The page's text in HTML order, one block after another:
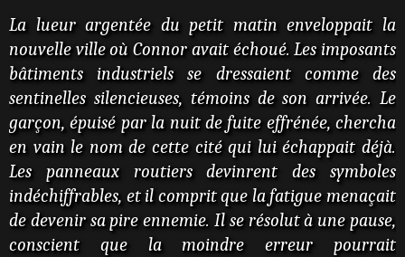
a
g
e
La lueur argentée du petit matin enveloppait la
nouvelle ville où Connor avait échoué. Les imposants
bâtiments industriels se dressaient comme des
sentinelles silencieuses, témoins de son arrivée. Le
garçon, épuisé par la nuit de fuite effrénée, chercha
en vain le nom de cette cité qui lui échappait déjà.
Les panneaux routiers devinrent des symboles
indéchiffrables, et il comprit que la fatigue menaçait
de devenir sa pire ennemie. Il se résolut à une pause,
conscient que la moindre erreur pourrait